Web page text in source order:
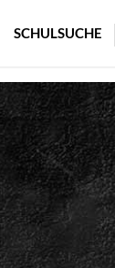
SCHULSUCHE